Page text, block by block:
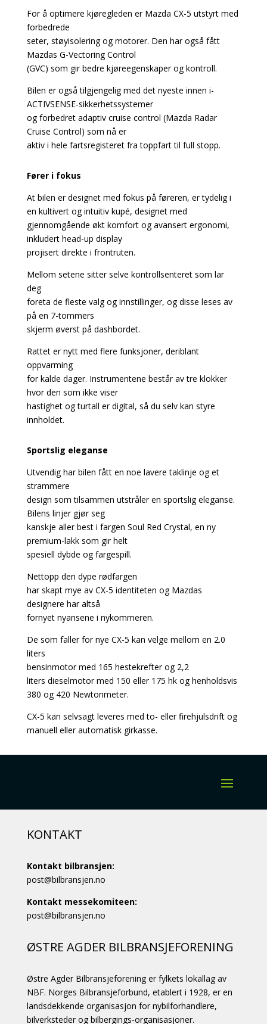
For å optimere kjøregleden er Mazda CX-5 utstyrt med
forbedrede
seter, støyisolering og motorer. Den har også fått
Mazdas G-Vectoring Control
(GVC) som gir bedre kjøreegenskaper og kontroll.
Bilen er også tilgjengelig med det nyeste innen i-
ACTIVSENSE-sikkerhetssystemer
og forbedret adaptiv cruise control (Mazda Radar
Cruise Control) som nå er
aktiv i hele fartsregisteret fra toppfart til full stopp.
Fører i fokus
At bilen er designet med fokus på føreren, er tydelig i
en kultivert og intuitiv kupé, designet med
gjennomgående økt komfort og avansert ergonomi,
inkludert head-up display
projisert direkte i frontruten.
Mellom setene sitter selve kontrollsenteret som lar
deg
foreta de fleste valg og innstillinger, og disse leses av
på en 7-tommers
skjerm øverst på dashbordet.
Rattet er nytt med flere funksjoner, deriblant
oppvarming
for kalde dager. Instrumentene består av tre klokker
hvor den som ikke viser
hastighet og turtall er digital, så du selv kan styre
innholdet.
Sportslig eleganse
Utvendig har bilen fått en noe lavere taklinje og et
strammere
design som tilsammen utstråler en sportslig eleganse.
Bilens linjer gjør seg
kanskje aller best i fargen Soul Red Crystal, en ny
premium-lakk som gir helt
spesiell dybde og fargespill.
Nettopp den dype rødfargen
har skapt mye av CX-5 identiteten og Mazdas
designere har altså
fornyet nyansene i nykommeren.
De som faller for nye CX-5 kan velge mellom en 2.0
liters
bensinmotor med 165 hestekrefter og 2,2
liters dieselmotor med 150 eller 175 hk og henholdsvis
380 og 420 Newtonmeter.
CX-5 kan selvsagt leveres med to- eller firehjulsdrift og
manuell eller automatisk girkasse.
KONTAKT
Kontakt bilbransjen:
post@bilbransjen.no
Kontakt messekomiteen:
post@bilbransjen.no
ØSTRE AGDER BILBRANSJEFORENING
Østre Agder Bilbransjeforening er fylkets lokallag av
NBF. Norges Bilbransjeforbund, etablert i 1928, er en
landsdekkende organisasjon for nybilforhandlere,
bilverksteder og bilbergings-organisasjoner.